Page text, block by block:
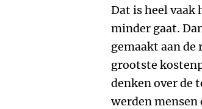
Dat is heel vaak
minder gaat.
gemaakt aan de
grootste
denken over de
werden mensen